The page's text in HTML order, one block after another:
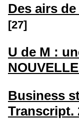
Des airs
[27]
U de M :
Business
Transcript.